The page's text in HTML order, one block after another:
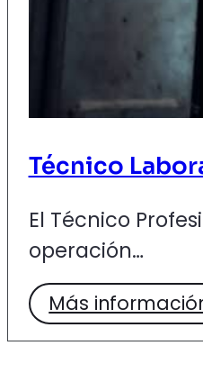
Técnico
El Técnico
operación…
Más